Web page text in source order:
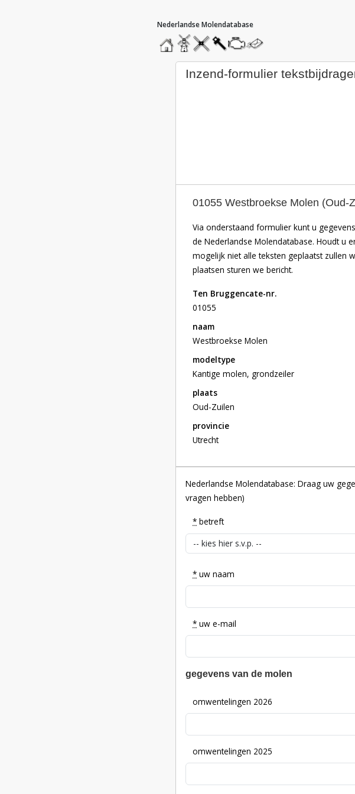
hoofdmenu
homemolendatabase
roedendatabase
assendatabase
motorendatabase
stuur
een
bericht
inzend-formulier
01055 Westbroekse Molen (Oud-
Via onderstaand formulier kunt u
de Nederlandse Molendatabase. Houdt u
mogelijk niet alle teksten geplaatst zullen
plaatsen sturen we bericht.
Ten Bruggencate-nr.
01055
naam
Westbroekse Molen
modeltype
Kantige molen, grondzeiler
plaats
Oud-Zuilen
provincie
Utrecht
Nederlandse Molendatabase: Draag uw
vragen hebben)
* betreft
* uw naam
* uw e-mail
gegevens van de molen
omwentelingen 2026
omwentelingen 2025